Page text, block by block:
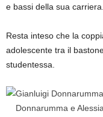
e bassi della sua carriera.
Resta inteso che la
adolescente tra il
studentessa.
Donnarumma e